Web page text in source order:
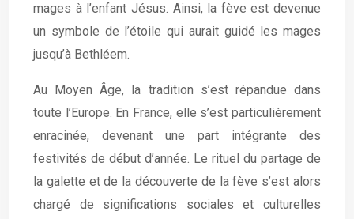
mages à l’enfant Jésus. Ainsi, la fève est devenue
un symbole de l’étoile qui aurait guidé les mages
jusqu’à Bethléem.
Au Moyen Âge, la tradition s’est répandue dans
toute l’Europe. En France, elle s’est particulièrement
enracinée, devenant une part intégrante des
festivités de début d’année. Le rituel du partage de
la galette et de la découverte de la fève s’est alors
chargé de significations sociales et culturelles